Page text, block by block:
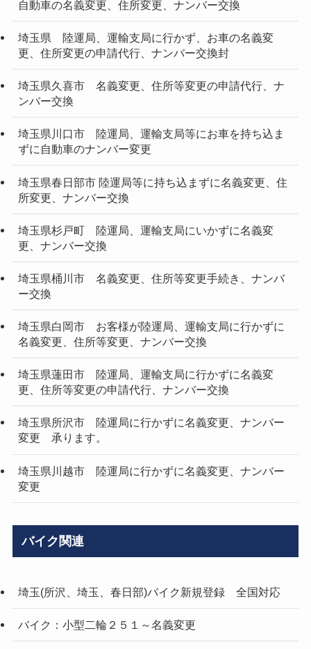
自動車の名義変更、住所変更、ナンバー交換
埼玉県 陸運局、運輸支局に行かず、お車の名義変
更、住所変更の申請代行、ナンバー交換封
埼玉県久喜市 名義変更、住所等変更の申請代行、ナ
ンバー交換
埼玉県川口市 陸運局、運輸支局等にお車を持ち込ま
ずに自動車のナンバー変更
埼玉県春日部市 陸運局等に持ち込まずに名義変更、住
所変更、ナンバー交換
埼玉県杉戸町 陸運局、運輸支局にいかずに名義変
更、ナンバー交換
埼玉県桶川市 名義変更、住所等変更手続き、ナンバ
ー交換
埼玉県白岡市 お客様が陸運局、運輸支局に行かずに
名義変更、住所等変更、ナンバー交換
埼玉県蓮田市 陸運局、運輸支局に行かずに名義変
更、住所等変更の申請代行、ナンバー交換
埼玉県所沢市 陸運局に行かずに名義変更、ナンバー
変更 承ります。
埼玉県川越市 陸運局に行かずに名義変更、ナンバー
変更
バイク関連
埼玉(所沢、埼玉、春日部)バイク新規登録 全国対応
バイク：小型二輪２５１～名義変更